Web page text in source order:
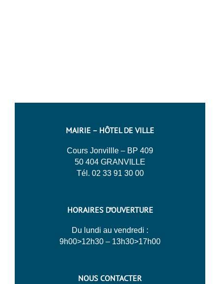
MAIRIE – HÔTEL DE VILLE
Cours Jonvillle – BP 409
50 404 GRANVILLE
Tél. 02 33 91 30 00
HORAIRES D’OUVERTURE
Du lundi au vendredi :
9h00>12h30 – 13h30>17h00
NOUS CONTACTER